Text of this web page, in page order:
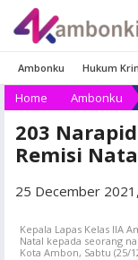
Ambonku Hukum
Home Ambonku
203
Remisi
25 December
Kepala Lapas Kelas IIA
Natal kepada seorang
Kota Ambon, Sabtu (25/